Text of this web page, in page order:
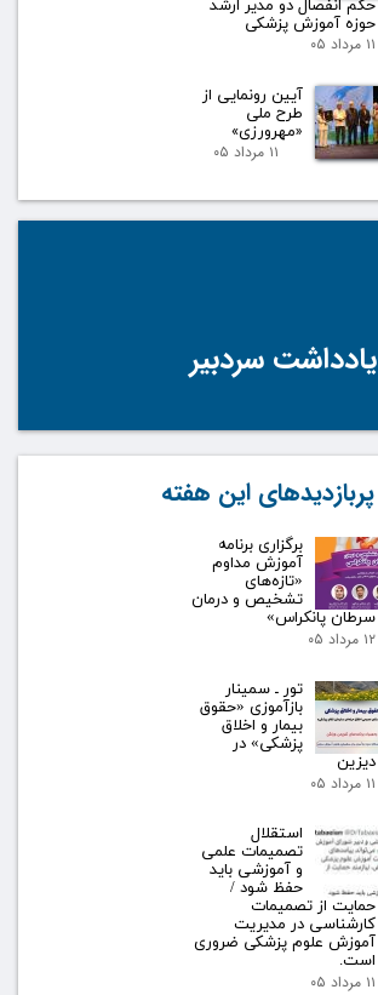
حوزه آموزش پزشکی
۱۱ مرداد ۰۵
آیین رونمایی از
طرح ملی
«مهرورزی»
۱۱ مرداد ۰۵
یادداشت سردبیر
برگزاری برنامه
آموزش مداوم
«تازه‌های
تشخیص و درمان
سرطان پانکراس»
۱۲ مرداد ۰۵
تور ـ سمینار
بازآموزی «حقوق
بیمار و اخلاق
پزشکی» در
دیزین
۱۱ مرداد ۰۵
استقلال
تصمیمات علمی
و آموزشی باید
حفظ شود /
حمایت از تصمیمات
کارشناسی در مدیریت
آموزش علوم پزشکی ضروری
است.
۱۱ مرداد ۰۵
پربازدیدهای این هفته